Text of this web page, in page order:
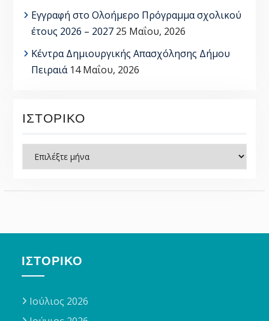
Εγγραφή στο Ολοήμερο Πρόγραμμα σχολικού
έτους 2026 – 2027 25 Μαΐου, 2026
Κέντρα Δημιουργικής Απασχόλησης Δήμου
Πειραιά 14 Μαΐου, 2026
ΙΣΤΟΡΙΚΌ
Ιστορικό
ΙΣΤΟΡΙΚΌ
Ιούλιος 2026